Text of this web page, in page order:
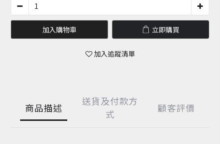
加入購物車 立即購買
加入追蹤清單
商品描述
送貨及付款方
式
顧客評價